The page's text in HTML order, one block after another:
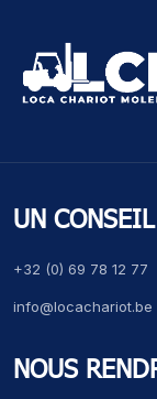
UN
+32 (0) 69 78 12 77
info@locachariot.be
NOUS